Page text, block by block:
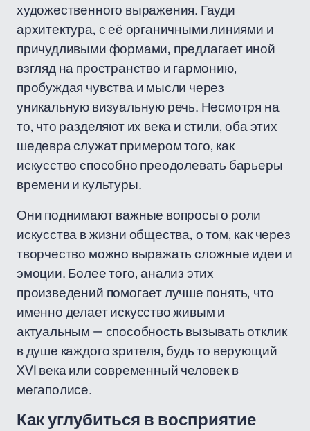
художественного выражения. Гауди
архитектура, с её органичными линиями и
причудливыми формами, предлагает иной
взгляд на пространство и гармонию,
пробуждая чувства и мысли через
уникальную визуальную речь. Несмотря на
то, что разделяют их века и стили, оба этих
шедевра служат примером того, как
искусство способно преодолевать барьеры
времени и культуры.
Они поднимают важные вопросы о роли
искусства в жизни общества, о том, как через
творчество можно выражать сложные идеи и
эмоции. Более того, анализ этих
произведений помогает лучше понять, что
именно делает искусство живым и
актуальным — способность вызывать отклик
в душе каждого зрителя, будь то верующий
XVI века или современный человек в
мегаполисе.
Как углубиться в восприятие